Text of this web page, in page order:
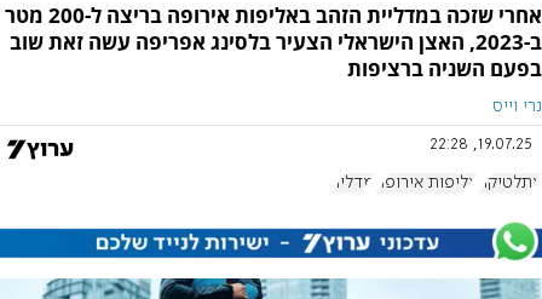
אחרי שזכה במדליית הזהב באליפות אירופה בריצה ל-200 מטר
ב-2023, האצן הישראלי הצעיר בלסינג אפריפה עשה זאת שוב
בפעם השניה ברציפות
נרי וייס
19.07.25, 22:28
אתלטיקה אליפות אירופה מדליה